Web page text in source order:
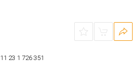
11 23 1 726 351